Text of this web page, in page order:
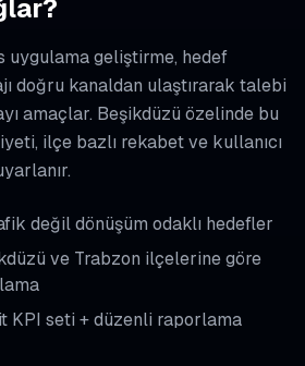
uygulama geliştirme, hedef
doğru kanaldan ulaştırarak talebi
amaçlar. Beşikdüzü özelinde bu
ilçe bazlı rekabet ve kullanıcı
değil dönüşüm odaklı hedefler
ve Trabzon ilçelerine göre
KPI seti + düzenli raporlama